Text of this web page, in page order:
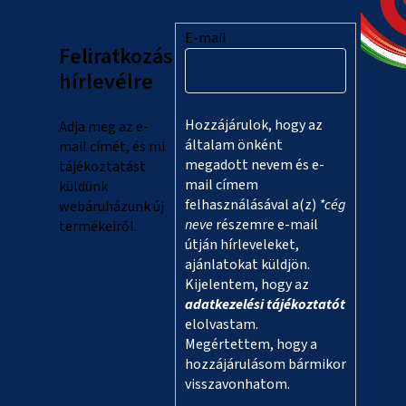
Feliratkozás
hírlevélre
Adja meg az e-
mail címét, és mi
tájékoztatást
küldünk
webáruházunk új
termékeiről.
E-mail
Hozzájárulok, hogy az
általam önként
megadott nevem és e-
mail címem
felhasználásával a(z) *cég
neverészemre e-mail
útján hírleveleket,
ajánlatokat küldjön.
Kijelentem, hogy az
adatkezelési tájékoztatót
elolvastam.
Megértettem, hogy a
hozzájárulásom bármikor
visszavonhatom.